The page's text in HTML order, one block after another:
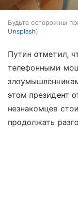
Будьте осторожны
Unsplash
Путин отметил,
телефонными
этом президент
незнакомцев
продолжать